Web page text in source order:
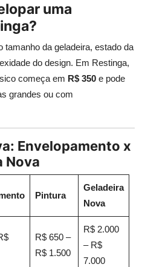
uma
da geladeira, estado da
do design. Em Restinga,
começa em R$ 350 e pode
grandes ou com
Envelopamento x
Nova
Pintura
Geladeira
Nova
R$ 650 –
R$ 1.500
R$ 2.000
– R$
7.000